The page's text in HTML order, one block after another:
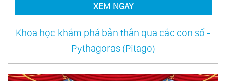
XEM NGAY
Khoa học khám phá bản thân qua các con số -
Pythagoras (Pitago)